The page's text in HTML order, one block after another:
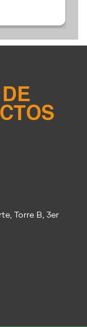
Torre B, 3er